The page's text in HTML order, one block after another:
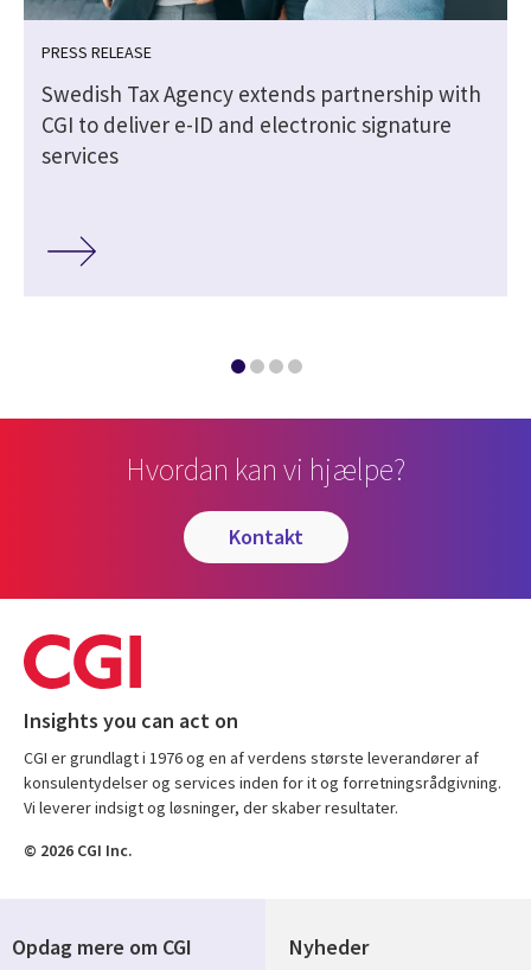
PRESS RELEASE
Swedish Tax Agency extends partnership with
CGI to deliver e-ID and electronic signature
services
Hvordan kan vi hjælpe?
kontakt
Insights you can act on
CGI er grundlagt i 1976 og en af verdens største leverandører af
konsulentydelser og services inden for it og forretningsrådgivning.
Vi leverer indsigt og løsninger, der skaber resultater.
© 2026 CGI Inc.
Nyheder
Opdag mere om CGI